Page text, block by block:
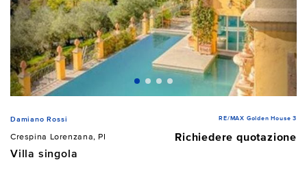
Damiano Rossi RE/MAX Golden House 3
Crespina Lorenzana, PI
Richiedere quotazione
Villa singola